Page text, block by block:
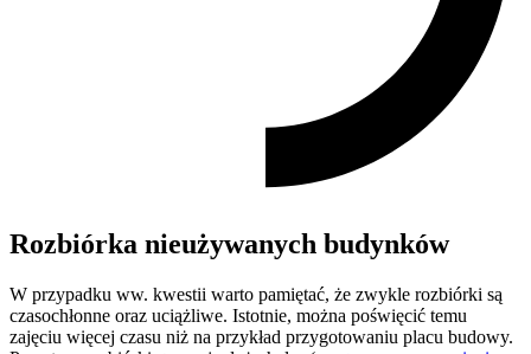
Rozbiórka nieużywanych budynków
W przypadku ww. kwestii warto pamiętać, że zwykle rozbiórki są
czasochłonne oraz uciążliwe. Istotnie, można poświęcić temu
zajęciu więcej czasu niż na przykład przygotowaniu placu budowy.